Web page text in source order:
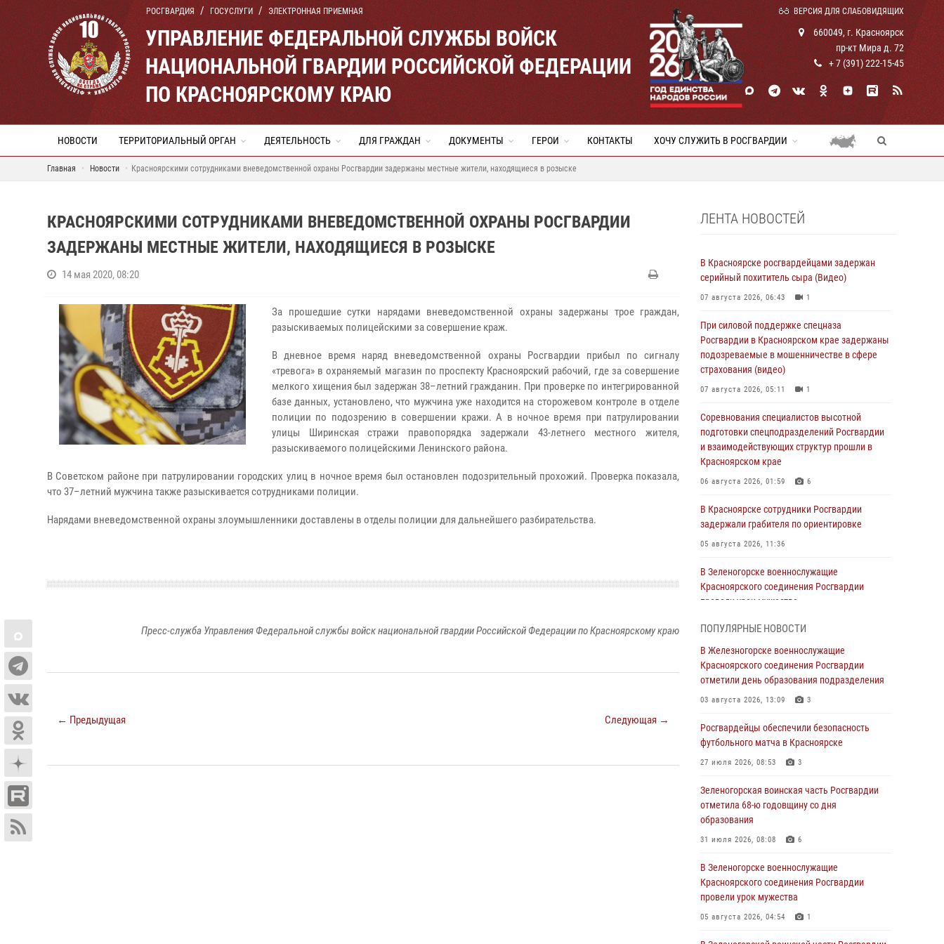
РОСГВАРДИЯ ГОСУСЛУГИ ЭЛЕКТРОННАЯ ПРИЕМНАЯ ВЕРСИЯ ДЛЯ СЛАБОВИДЯЩИХ
УПРАВЛЕНИЕ ФЕДЕРАЛЬНОЙ СЛУЖБЫ ВОЙСК
НАЦИОНАЛЬНОЙ ГВАРДИИ РОССИЙСКОЙ ФЕДЕРАЦИИ
ПО КРАСНОЯРСКОМУ КРАЮ
660049, г. Красноярск
пр-кт Мира д. 72
+ 7 (391) 222-15-45
НОВОСТИ ТЕРРИТОРИАЛЬНЫЙ ОРГАН ДЕЯТЕЛЬНОСТЬ ДЛЯ ГРАЖДАН ДОКУМЕНТЫ ГЕРОИ КОНТАКТЫ ХОЧУ СЛУЖИТЬ В РОСГВАРДИИ
Главная Новости Красноярскими сотрудниками вневедомственной охраны Росгвардии задержаны местные жители, находящиеся в розыске
КРАСНОЯРСКИМИ СОТРУДНИКАМИ ВНЕВЕДОМСТВЕННОЙ ОХРАНЫ РОСГВАРДИИ
ЗАДЕРЖАНЫ МЕСТНЫЕ ЖИТЕЛИ, НАХОДЯЩИЕСЯ В РОЗЫСКЕ
14 мая 2020, 08:20
За прошедшие сутки нарядами вневедомственной охраны задержаны трое граждан,
разыскиваемых полицейскими за совершение краж.
В дневное время наряд вневедомственной охраны Росгвардии прибыл по сигналу
«тревога» в охраняемый магазин по проспекту Красноярский рабочий, где за совершение
мелкого хищения был задержан 38–летний гражданин. При проверке по интегрированной
базе данных, установлено, что мужчина уже находится на сторожевом контроле в отделе
полиции по подозрению в совершении кражи. А в ночное время при патрулировании
улицы Ширинская стражи правопорядка задержали 43-летнего местного жителя,
разыскиваемого полицейскими Ленинского района.
В Советском районе при патрулировании городских улиц в ночное время был остановлен подозрительный прохожий. Проверка показала,
что 37–летний мужчина также разыскивается сотрудниками полиции.
Нарядами вневедомственной охраны злоумышленники доставлены в отделы полиции для дальнейшего разбирательства.
Пресс-служба Управления Федеральной службы войск национальной гвардии Российской Федерации по Красноярскому краю
← Предыдущая Следующая →
ЛЕНТА НОВОСТЕЙ
В Красноярске росгвардейцами задержан
серийный похититель сыра (Видео)
07 августа 2026, 06:43 1
При силовой поддержке спецназа
Росгвардии в Красноярском крае задержаны
подозреваемые в мошенничестве в сфере
страхования (видео)
07 августа 2026, 05:11 1
Соревнования специалистов высотной
подготовки спецподразделений Росгвардии
и взаимодействующих структур прошли в
Красноярском крае
06 августа 2026, 01:59 6
В Красноярске сотрудники Росгвардии
задержали грабителя по ориентировке
05 августа 2026, 11:36
В Зеленогорске военнослужащие
Красноярского соединения Росгвардии
провели урок мужества
В Красноярске взрывотехники
спецподразделения Росгвардии уничтожили
артиллерийский снаряд
05 августа 2026, 04:52 1
В Красноярске сотрудники
вневедомственной охраны Росгвардии
задержали подозреваемого в серии краж из
04 августа 2026, 09:57
Сотрудники Росгвардии обеспечили
общественный порядок во время
Дудинке
04 августа 2026, 08:36 1
В Красноярске сотрудники Росгвардии
супермаркета
ПОПУЛЯРНЫЕ НОВОСТИ
В Железногорске военнослужащие
Красноярского соединения Росгвардии
отметили день образования подразделения
03 августа 2026, 13:09 3
Росгвардейцы обеспечили безопасность
футбольного матча в Красноярске
27 июля 2026, 08:53 3
Зеленогорская воинская часть Росгвардии
отметила 68-ю годовщину со дня
образования
31 июля 2026, 08:08 6
В Зеленогорске военнослужащие
Красноярского соединения Росгвардии
провели урок мужества
05 августа 2026, 04:54 1